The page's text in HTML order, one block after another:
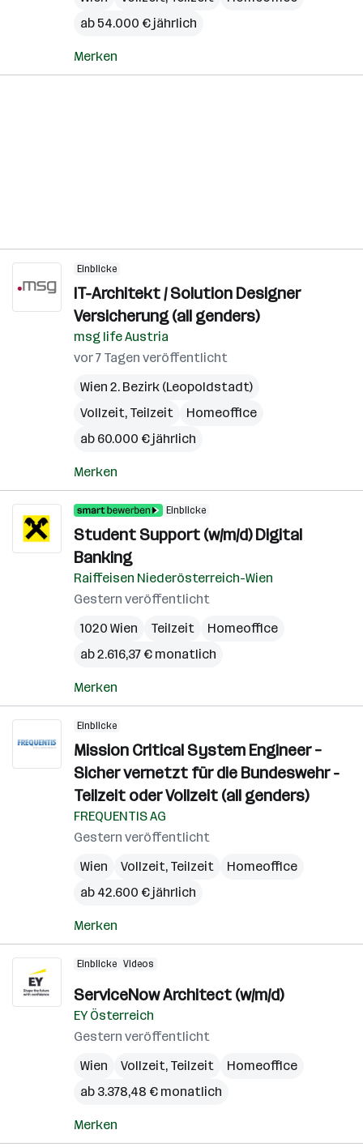
ab 54.000 € jährlich
Merken
Einblicke
IT-Architekt / Solution Designer
Versicherung (all genders)
msg life Austria
vor 7 Tagen veröffentlicht
Wien 2. Bezirk (Leopoldstadt)
Vollzeit, Teilzeit
Homeoffice
ab 60.000 € jährlich
Merken
Einblicke
Student Support (w/m/d) Digital
Banking
Raiffeisen Niederösterreich-Wien
Gestern veröffentlicht
1020 Wien
Teilzeit
Homeoffice
ab 2.616,37 € monatlich
Merken
Einblicke
Mission Critical System Engineer –
Sicher vernetzt für die Bundeswehr -
Teilzeit oder Vollzeit (all genders)
FREQUENTIS AG
Gestern veröffentlicht
Wien
Vollzeit, Teilzeit
Homeoffice
ab 42.600 € jährlich
Merken
Einblicke Videos
ServiceNow Architect (w/m/d)
EY Österreich
Gestern veröffentlicht
Wien
Vollzeit, Teilzeit
Homeoffice
ab 3.378,48 € monatlich
Merken